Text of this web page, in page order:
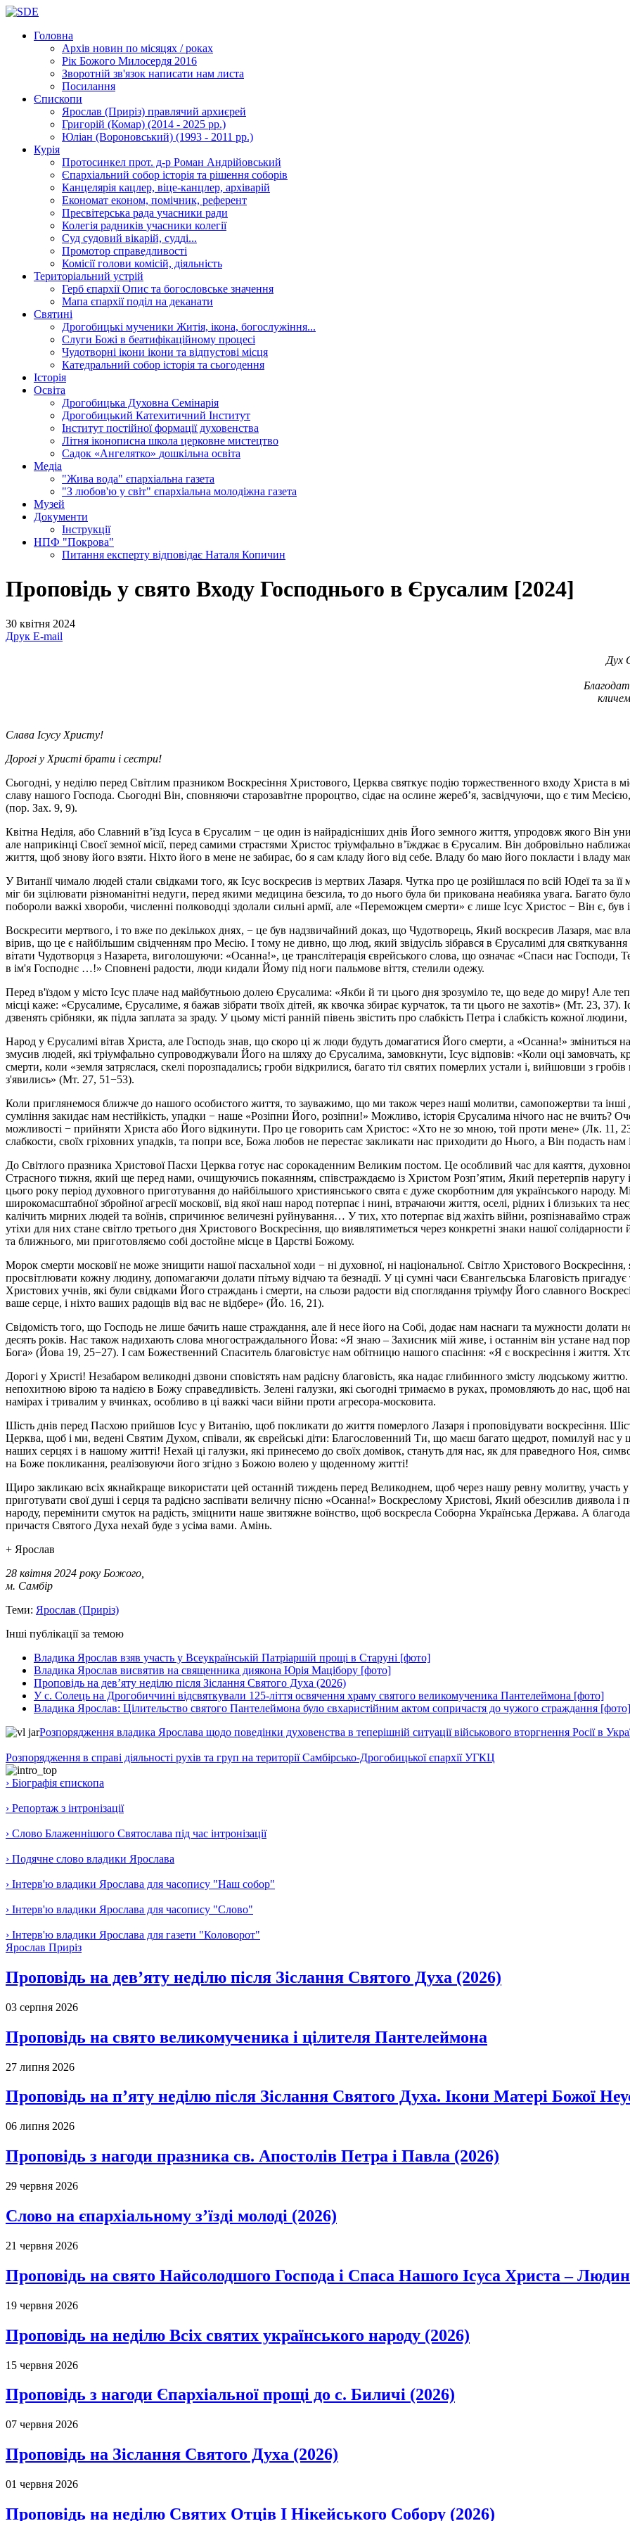
Головна
Архів новин по місяцях / роках
Рік Божого Милосердя 2016
Зворотній зв'язок написати нам листа
Посилання
Єпископи
Ярослав (Приріз) правлячий архиєрей
Григорій (Комар) (2014 - 2025 рр.)
Юліан (Вороновський) (1993 - 2011 рр.)
Курія
Протосинкел прот. д-р Роман Андрійовський
Єпархіальний собор історія та рішення соборів
Канцелярія кацлер, віце-канцлер, архіварій
Економат економ, помічник, референт
Пресвітерська рада учасники ради
Колегія радників учасники колегії
Суд судовий вікарій, судді...
Промотор справедливості
Комісіїголови комісій, діяльність
Територіальний устрій
Герб єпархіїОпис та богословське значення
Мапа єпархіїподіл на деканати
Святині
Дрогобицькі мученики Житія, ікона, богослужіння...
Слуги Божі в беатифікаційному процесі
Чудотворні ікони ікони та відпустові місця
Катедральний собор історія та сьогодення
Історія
Освіта
Дрогобицька Духовна Семінарія
Дрогобицький Катехитичний Інститут
Інститут постійної формації духовенства
Літня іконописна школа церковне мистецтво
Садок «Ангелятко» дошкільна освіта
Медіа
"Жива вода" єпархіальна газета
"З любов'ю у світ" єпархіальна молодіжна газета
Музей
Документи
Інструкції
НПФ "Покрова"
Питання експерту відповідає Наталя Копичин
Проповідь у свято Входу Господнього в Єрусалим [2024]
30 квітня 2024
Друк E-mail
Дух
Слава Icyсу Христу!
Дорогі у Христі брати і сестри!
Сьогодні, у неділю перед Світлим празником Воскресіння Христового, Церква святкує подію торжественного входу Христа в
славу нашого Господа. Сьогодні Він, сповняючи старозавітне пророцтво, сідає на ослине жереб’я, засвідчуючи, що є тим
(пор. Зах. 9, 9).
Квітна Неділя, або Славний в’їзд Ісуса в Єрусалим − це один із найрадісніших днів Його земного життя, упродовж якого
але наприкінці Своєї земної місії, перед самими страстями Христос тріумфально в’їжджає в Єрусалим. Він добровільно
життя, щоб знову його взяти. Ніхто його в мене не забирає, бо я сам кладу його від себе. Владу бо маю його покласти і владу
У Витанії чимало людей стали свідками того, як Ісус воскресив із мертвих Лазаря. Чутка про це розійшлася по всій Юдеї та за
міг би зцілювати різноманітні недуги, перед якими медицина безсила, то до нього була би прикована неабияка увага. Багато
побороли важкі хвороби, численні полководці здолали сильні армії, але «Переможцем смерти» є лише Ісус Христос − Він є,
Воскресити мертвого, і то вже по декількох днях, − це був надзвичайний доказ, що Чудотворець, Який воскресив Лазаря, має
вірив, що це є найбільшим свідченням про Месію. І тому не дивно, що люд, який звідусіль зібрався в Єрусалимі для
вітати Чудотворця з Назарета, виголошуючи: «Осанна!», це транслітерація єврейського слова, що означає «Спаси нас
в ім'я Господнє …!» Сповнені радости, люди кидали Йому під ноги пальмове віття, стелили одежу.
Перед в'їздом у місто Ісус плаче над майбутньою долею Єрусалима: «Якби й ти цього дня зрозуміло те, що веде до миру! Але
місці каже: «Єрусалиме, Єрусалиме, я бажав зібрати твоїх дітей, як квочка збирає курчаток, та ти цього не захотів» (Мт. 23, 37).
дзвенять срібняки, як підла заплата за зраду. У цьому місті ранній півень звістить про слабкість Петра і слабкість кожної
Народ у Єрусалимі вітав Христа, але Господь знав, що скоро ці ж люди будуть домагатися Його смерти, а «Осанна!» зміниться
змусив людей, які тріумфально супроводжували Його на шляху до Єрусалима, замовкнути, Ісус відповів: «Коли оці замовчать,
смерти, коли «земля затряслася, скелі порозпадались; гроби відкрилися, багато тіл святих померлих устали і, вийшовши з
з'явились» (Мт. 27, 51−53).
Коли приглянемося ближче до нашого особистого життя, то зауважимо, що ми також через наші молитви, самопожертви та
сумління закидає нам нестійкість, упадки − наше «Розіпни Його, розіпни!» Можливо, історія Єрусалима нічого нас не вчить?
можливості − прийняти Христа або Його відкинути. Про це говорить сам Христос: «Хто не зо мною, той проти мене» (Лк. 11,
слабкости, своїх гріховних упадків, та попри все, Божа любов не перестає закликати нас приходити до Нього, а Він подасть
До Світлого празника Христової Пасхи Церква готує нас сорокаденним Великим постом. Це особливий час для каяття,
Страсного тижня, який ще перед нами, очищуючись покаянням, співстраждаємо із Христом Розп’ятим, Який перетерпів наругу
цього року період духовного приготування до найбільшого християнського свята є дуже скорботним для українського
широкомасштабної збройної агресії московії, від якої наш народ потерпає і нині, втрачаючи життя, оселі, рідних і близьких та
калічить мирних людей та воїнів, спричинює величезні руйнування… У тих, хто потерпає від жахіть війни, розпізнаваймо
утіхи для них стане світло третього дня Христового Воскресіння, що виявлятиметься через конкретні знаки нашої
та ближнього, ми приготовляємо собі достойне місце в Царстві Божому.
Морок смерти московії не може знищити нашої пасхальної ходи − ні духовної, ні національної. Світло Христового Воскресіння,
просвітлювати кожну людину, допомагаючи долати пітьму відчаю та безнадії. У ці сумні часи Євангельська Благовість
Христових учнів, які були свідками Його страждань і смерти, на сльози радости від споглядання тріумфу Його славного
ваше серце, і ніхто ваших радощів від вас не відбере» (Йо. 16, 21).
Свідомість того, що Господь не лише бачить наше страждання, але й несе його на Собі, додає нам наснаги та мужности долати
десять років. Нас також надихають слова многостраждального Йова: «Я знаю – Захисник мій живе, і останнім він устане над
Бога» (Йова 19, 25−27). І сам Божественний Спаситель благовістує нам обітницю нашого спасіння: «Я є воскресіння і життя.
Дорогі у Христі! Незабаром великодні дзвони сповістять нам радісну благовість, яка надає глибинного змісту людському
непохитною вірою та надією в Божу справедливість. Зелені галузки, які сьогодні тримаємо в руках, промовляють до нас, щоб
намірах і тривалим у вчинках, особливо в ці важкі часи війни проти агресора-московита.
Шість днів перед Пасхою прийшов Ісус у Витанію, щоб покликати до життя померлого Лазаря і проповідувати воскресіння.
Церква, щоб і ми, ведені Святим Духом, співали, як єврейські діти: Благословенний Ти, що маєш багато щедрот, помилуй нас
наших серцях і в нашому житті! Нехай ці галузки, які принесемо до своїх домівок, стануть для нас, як для праведного Ноя,
на Боже покликання, реалізовуючи його згідно з Божою волею у щоденному житті!
Щиро закликаю всіх якнайкраще використати цей останній тиждень перед Великоднем, щоб через нашу ревну молитву, участь
приготувати свої душі і серця та радісно заспівати величну пісню «Осанна!» Воскреслому Христові, Який обезсилив диявола
народу, перемінити смуток на радість, зміцнити наше звитяжне воїнство, щоб воскресла Соборна Українська Держава. А
причастя Святого Духа нехай буде з усіма вами. Амінь.
+ Ярослав
28 квітня 2024 року Божого,
м. Самбір
Теми: Ярослав (Приріз)
Інші публікації за темою
Владика Ярослав взяв участь у Всеукраїнській Патріаршій прощі в Старуні [фото]
Владика Ярослав висвятив на священника диякона Юрія Мацібору [фото]
Проповідь на дев’яту неділю після Зіслання Святого Духа (2026)
У с. Солець на Дрогобиччині відсвяткували 125-ліття освячення храму святого великомученика Пантелеймона [фото]
Владика Ярослав: Цілительство святого Пантелеймона було євхаристійним актом сопричастя до чужого страждання [фото]
Розпорядження владика Ярослава щодо поведінки духовенства в теперішній ситуації військового вторгнення Росії в
Розпорядження в справі діяльності рухів та груп на території Самбірсько-Дрогобицької єпархії УГКЦ
› Біографія єпископа
› Репортаж з інтронізації
› Слово Блаженнішого Святослава під час інтронізації
› Подячне слово владики Ярослава
› Інтерв'ю владики Ярослава для часопису "Наш собор"
› Інтерв'ю владики Ярослава для часопису "Слово"
› Інтерв'ю владики Ярослава для газети "Коловорот"
Ярослав Приріз
Проповідь на дев’яту неділю після Зіслання Святого Духа (2026)
03 серпня 2026
Проповідь на свято великомученика і цілителя Пантелеймона
27 липня 2026
Проповідь на п’яту неділю після Зіслання Святого Духа. Ікони Матері Божої
06 липня 2026
Проповідь з нагоди празника св. Апостолів Петра і Павла (2026)
29 червня 2026
Слово на єпархіальному з’їзді молоді (2026)
21 червня 2026
Проповідь на свято Найсолодшого Господа і Спаса Нашого Ісуса Христа –
19 червня 2026
Проповідь на неділю Всіх святих українського народу (2026)
15 червня 2026
Проповідь з нагоди Єпархіальної прощі до с. Биличі (2026)
07 червня 2026
Проповідь на Зіслання Святого Духа (2026)
01 червня 2026
Проповідь на неділю Святих Отців І Нікейського Собору (2026)